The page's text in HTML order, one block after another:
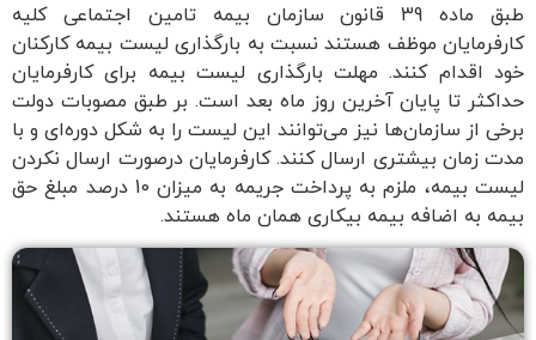
طبق ماده 39 قانون سازمان بیمه تامین اجتماعی کلیه
کارفرمایان موظف هستند نسبت به بارگذاری لیست بیمه کارکنان
خود اقدام کنند. مهلت بارگذاری لیست بیمه برای کارفرمایان
حداکثر تا پایان آخرین روز ماه بعد است. بر طبق مصوبات دولت
برخی از سازمان‌ها نیز می‌توانند این لیست را به شکل دوره‌ای و با
مدت زمان بیشتری ارسال کنند. کارفرمایان در‌صورت ارسال نکردن
لیست بیمه، ملزم به پرداخت جریمه به میزان 10 درصد مبلغ حق
بیمه به اضافه بیمه بیکاری همان ماه هستند.